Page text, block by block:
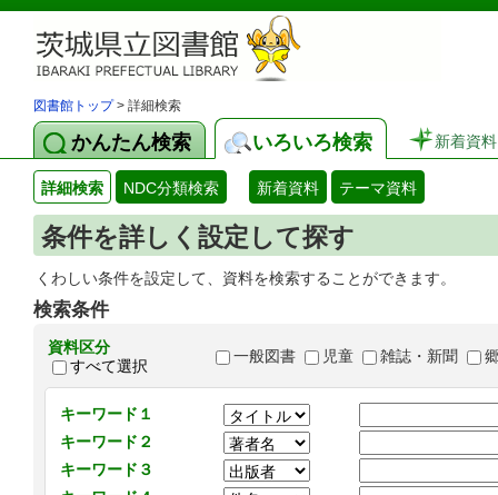
図書館トップ> 詳細検索
かんたん検索 いろいろ検索 新着資料
詳細検索 NDC分類検索 新着資料 テーマ資料
条件を詳しく設定して探す
くわしい条件を設定して、資料を検索することができます。
検索条件
資料区分
すべて選択
一般図書 児童 雑誌・新聞
キーワード１
キーワード２
キーワード３